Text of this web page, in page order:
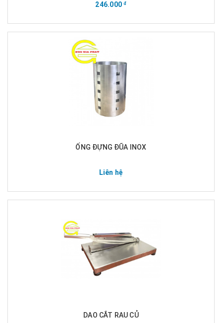
246.000đ
ỐNG ĐỰNG ĐŨA INOX
Liên hệ
DAO CẮT RAU CỦ